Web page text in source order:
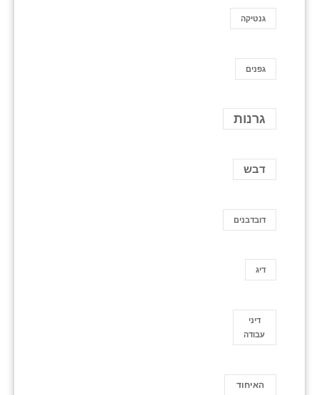
גנטיקה
גפנים
גרנות
דבש
דובדבנים
דיג
דיני
עבודה
האיחוד